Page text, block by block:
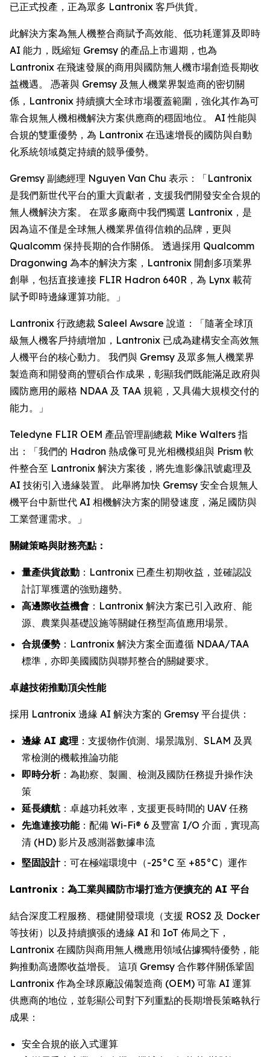
已正式投產，正為眾多 Lantronix 客戶供貨。
此解決方案為無人機整合商賦予高效能、低功耗運算及即時
AI 能力，既縮短 Gremsy 的產品上市週期，也為
Lantronix 在飛速發展的商用與國防無人機市場創造長期收
益機遇。 憑著與 Gremsy 及無人機業界製造商的密切關
係，Lantronix 持續擴大全球市場覆蓋範圍，強化其作為可
靠合規無人機相機解決方案供應商的穩固地位。 AI 性能與
合規的雙重優勢，為 Lantronix 在迅速增長的國防與自動
化系統領域奠定持續的競爭優勢。
Gremsy 副總經理 Nguyen Van Chu 表示：「Lantronix
是我們新世代平台的重大貢獻者，支援我們開發安全合規的
無人機解決方案。 在眾多廠商中我們獨選 Lantronix，是
因為這不僅是全球無人機業界值得信賴的品牌，更與
Qualcomm 保持長期的合作關係。 透過採用 Qualcomm
Dragonwing 為本的解決方案，Lantronix 開創多項業界
創舉，包括直接連接 FLIR Hadron 640R，為 Lynx 載荷
賦予即時邊緣運算功能。」
Lantronix 行政總裁 Saleel Awsare 說道：「隨著全球頂
級無人機客戶持續增加，Lantronix 已成為建構安全高效無
人機平台的核心動力。 我們與 Gremsy 及眾多無人機業界
製造商和開發商的豐碩合作成果，彰顯我們既能滿足政府與
國防應用的嚴格 NDAA 及 TAA 規範，又具備大規模交付的
能力。」
Teledyne FLIR OEM 產品管理副總裁 Mike Walters 指
出：「我們的 Hadron 熱成像可見光相機模組與 Prism 軟
件整合至 Lantronix 解決方案後，將先進影像訊號處理及
AI 技術引入邊緣裝置。 此舉將加快 Gremsy 安全合規無人
機平台中新世代 AI 相機解決方案的開發速度，滿足國防與
工業營運需求。」
關鍵策略與財務亮點：
量產供貨啟動 ：Lantronix 已產生初期收益，並確認設
計訂單獲選的強勁趨勢。
高邊際收益機會 ：Lantronix 解決方案已引入政府、能
源、農業與基礎設施等關鍵任務型高值應用場景。
合規優勢 ：Lantronix 解決方案全面遵循 NDAA/TAA
標準，亦即美國國防與聯邦整合的關鍵要求。
卓越技術推動頂尖性能
採用 Lantronix 邊緣 AI 解決方案的 Gremsy 平台提供：
邊緣 AI 處理 ：支援物作偵測、場景識別、SLAM 及異
常檢測的機載推論功能
即時分析：為勘察、製圖、檢測及國防任務提升操作決
策
延長續航 ：卓越功耗效率，支援更長時間的 UAV 任務
先進連接功能：配備 Wi-Fi® 6 及豐富 I/O 介面，實現高
清 (HD) 影片及感測器數據串流
堅固設計：可在極端環境中（-25°C 至 +85°C）運作
Lantronix：為工業與國防市場打造方便擴充的 AI 平台
結合深度工程服務、穩健開發環境（支援 ROS2 及 Docker
等技術）以及持續擴張的邊緣 AI 和 IoT 佈局之下，
Lantronix 在國防與商用無人機應用領域佔據獨特優勢，能
夠推動高邊際收益增長。 這項 Gremsy 合作夥伴關係鞏固
Lantronix 作為全球原廠設備製造商 (OEM) 可靠 AI 運算
供應商的地位，並彰顯公司對下列重點的長期增長策略執行
成果：
安全合規的嵌入式運算